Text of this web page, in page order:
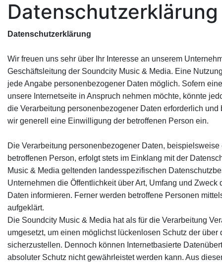
Datenschutzerklärung
Datenschutzerklärung
Wir freuen uns sehr über Ihr Interesse an unserem
Geschäftsleitung der Soundcity Music & Media. Eine
jede Angabe personenbezogener Daten möglich. Sofern
unsere Internetseite in Anspruch nehmen möchte, könnte
die Verarbeitung personenbezogener Daten erforderlich
wir generell eine Einwilligung der betroffenen Person ein.
Die Verarbeitung personenbezogener Daten,
betroffenen Person, erfolgt stets im Einklang mit der
Music & Media geltenden landesspezifischen
Unternehmen die Öffentlichkeit über Art, Umfang und
Daten informieren. Ferner werden betroffene Personen
aufgeklärt.
Die Soundcity Music & Media hat als für die Verarbeitung
umgesetzt, um einen möglichst lückenlosen Schutz der
sicherzustellen. Dennoch können Internetbasierte
absoluter Schutz nicht gewährleistet werden kann. Aus